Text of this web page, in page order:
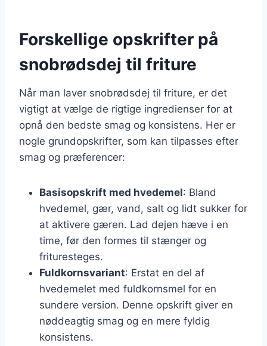
Forskellige opskrifter på
snobrødsdej til friture
Når man laver snobrødsdej til friture, er det
vigtigt at vælge de rigtige ingredienser for at
opnå den bedste smag og konsistens. Her er
nogle grundopskrifter, som kan tilpasses efter
smag og præferencer:
Basisopskrift med hvedemel: Bland
hvedemel, gær, vand, salt og lidt sukker for
at aktivere gæren. Lad dejen hæve i en
time, før den formes til stænger og
frituresteges.
Fuldkornsvariant: Erstat en del af
hvedemelet med fuldkornsmel for en
sundere version. Denne opskrift giver en
nøddeagtig smag og en mere fyldig
konsistens.